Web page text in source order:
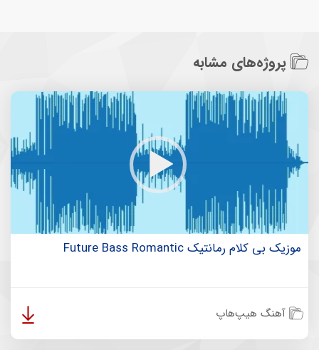
پروژه‌های مشابه
موزیک بی کلام رمانتیک Future Bass Romantic
آهنگ هیپ‌هاپ